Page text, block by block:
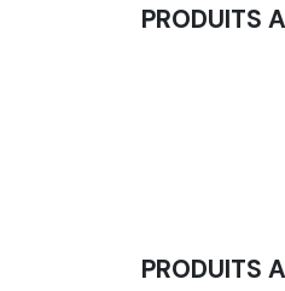
PRODUITS
PRODUITS